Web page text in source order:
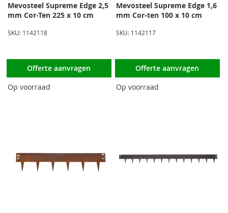
Mevosteel Supreme Edge 2,5
mm Cor-Ten 225 x 10 cm
SKU: 1142118
Offerte aanvragen
Op voorraad
Mevosteel Supreme Edge 1,6
mm Cor-ten 100 x 10 cm
SKU: 1142117
Offerte aanvragen
Op voorraad